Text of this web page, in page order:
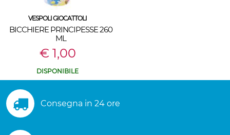
VESPOLI GIOCATTOLI
BICCHIERE PRINCIPESSE 260
ML
€ 1,00
DISPONIBILE
Consegna in 24 ore